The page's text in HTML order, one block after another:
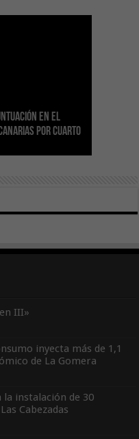
en el
por cuarto
ayudas del
valor de 7,09 M€
con Ashotel su
Climáticos de
su parque de
de alquiler
diagnóstica de
de la
el Concurso de
III»
inyecta más de 1,1
de La Gomera
instalación de 30
Cabezadas